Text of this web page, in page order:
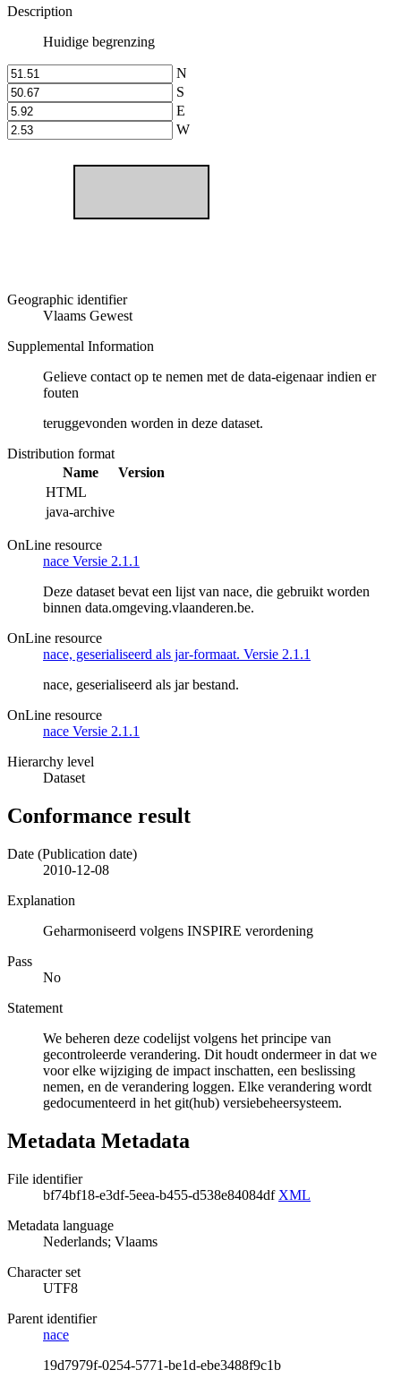
Description
Huidige begrenzing
N
S
E
W
Geographic identifier
Vlaams Gewest
Supplemental Information
Gelieve contact op te nemen met de data-eigenaar indien er
fouten
teruggevonden worden in deze dataset.
Distribution format
Name
Version
HTML
java-archive
OnLine resource
nace Versie 2.1.1
Deze dataset bevat een lijst van nace, die gebruikt worden
binnen data.omgeving.vlaanderen.be.
OnLine resource
nace, geserialiseerd als jar-formaat. Versie 2.1.1
nace, geserialiseerd als jar bestand.
OnLine resource
nace Versie 2.1.1
Hierarchy level
Dataset
Conformance result
Date (Publication date)
2010-12-08
Explanation
Geharmoniseerd volgens INSPIRE verordening
Pass
No
Statement
We beheren deze codelijst volgens het principe van
gecontroleerde verandering. Dit houdt ondermeer in dat we
voor elke wijziging de impact inschatten, een beslissing
nemen, en de verandering loggen. Elke verandering wordt
gedocumenteerd in het git(hub) versiebeheersysteem.
Metadata Metadata
File identifier
bf74bf18-e3df-5eea-b455-d538e84084df XML
Metadata language
Nederlands; Vlaams
Character set
UTF8
Parent identifier
nace
19d7979f-0254-5771-be1d-ebe3488f9c1b